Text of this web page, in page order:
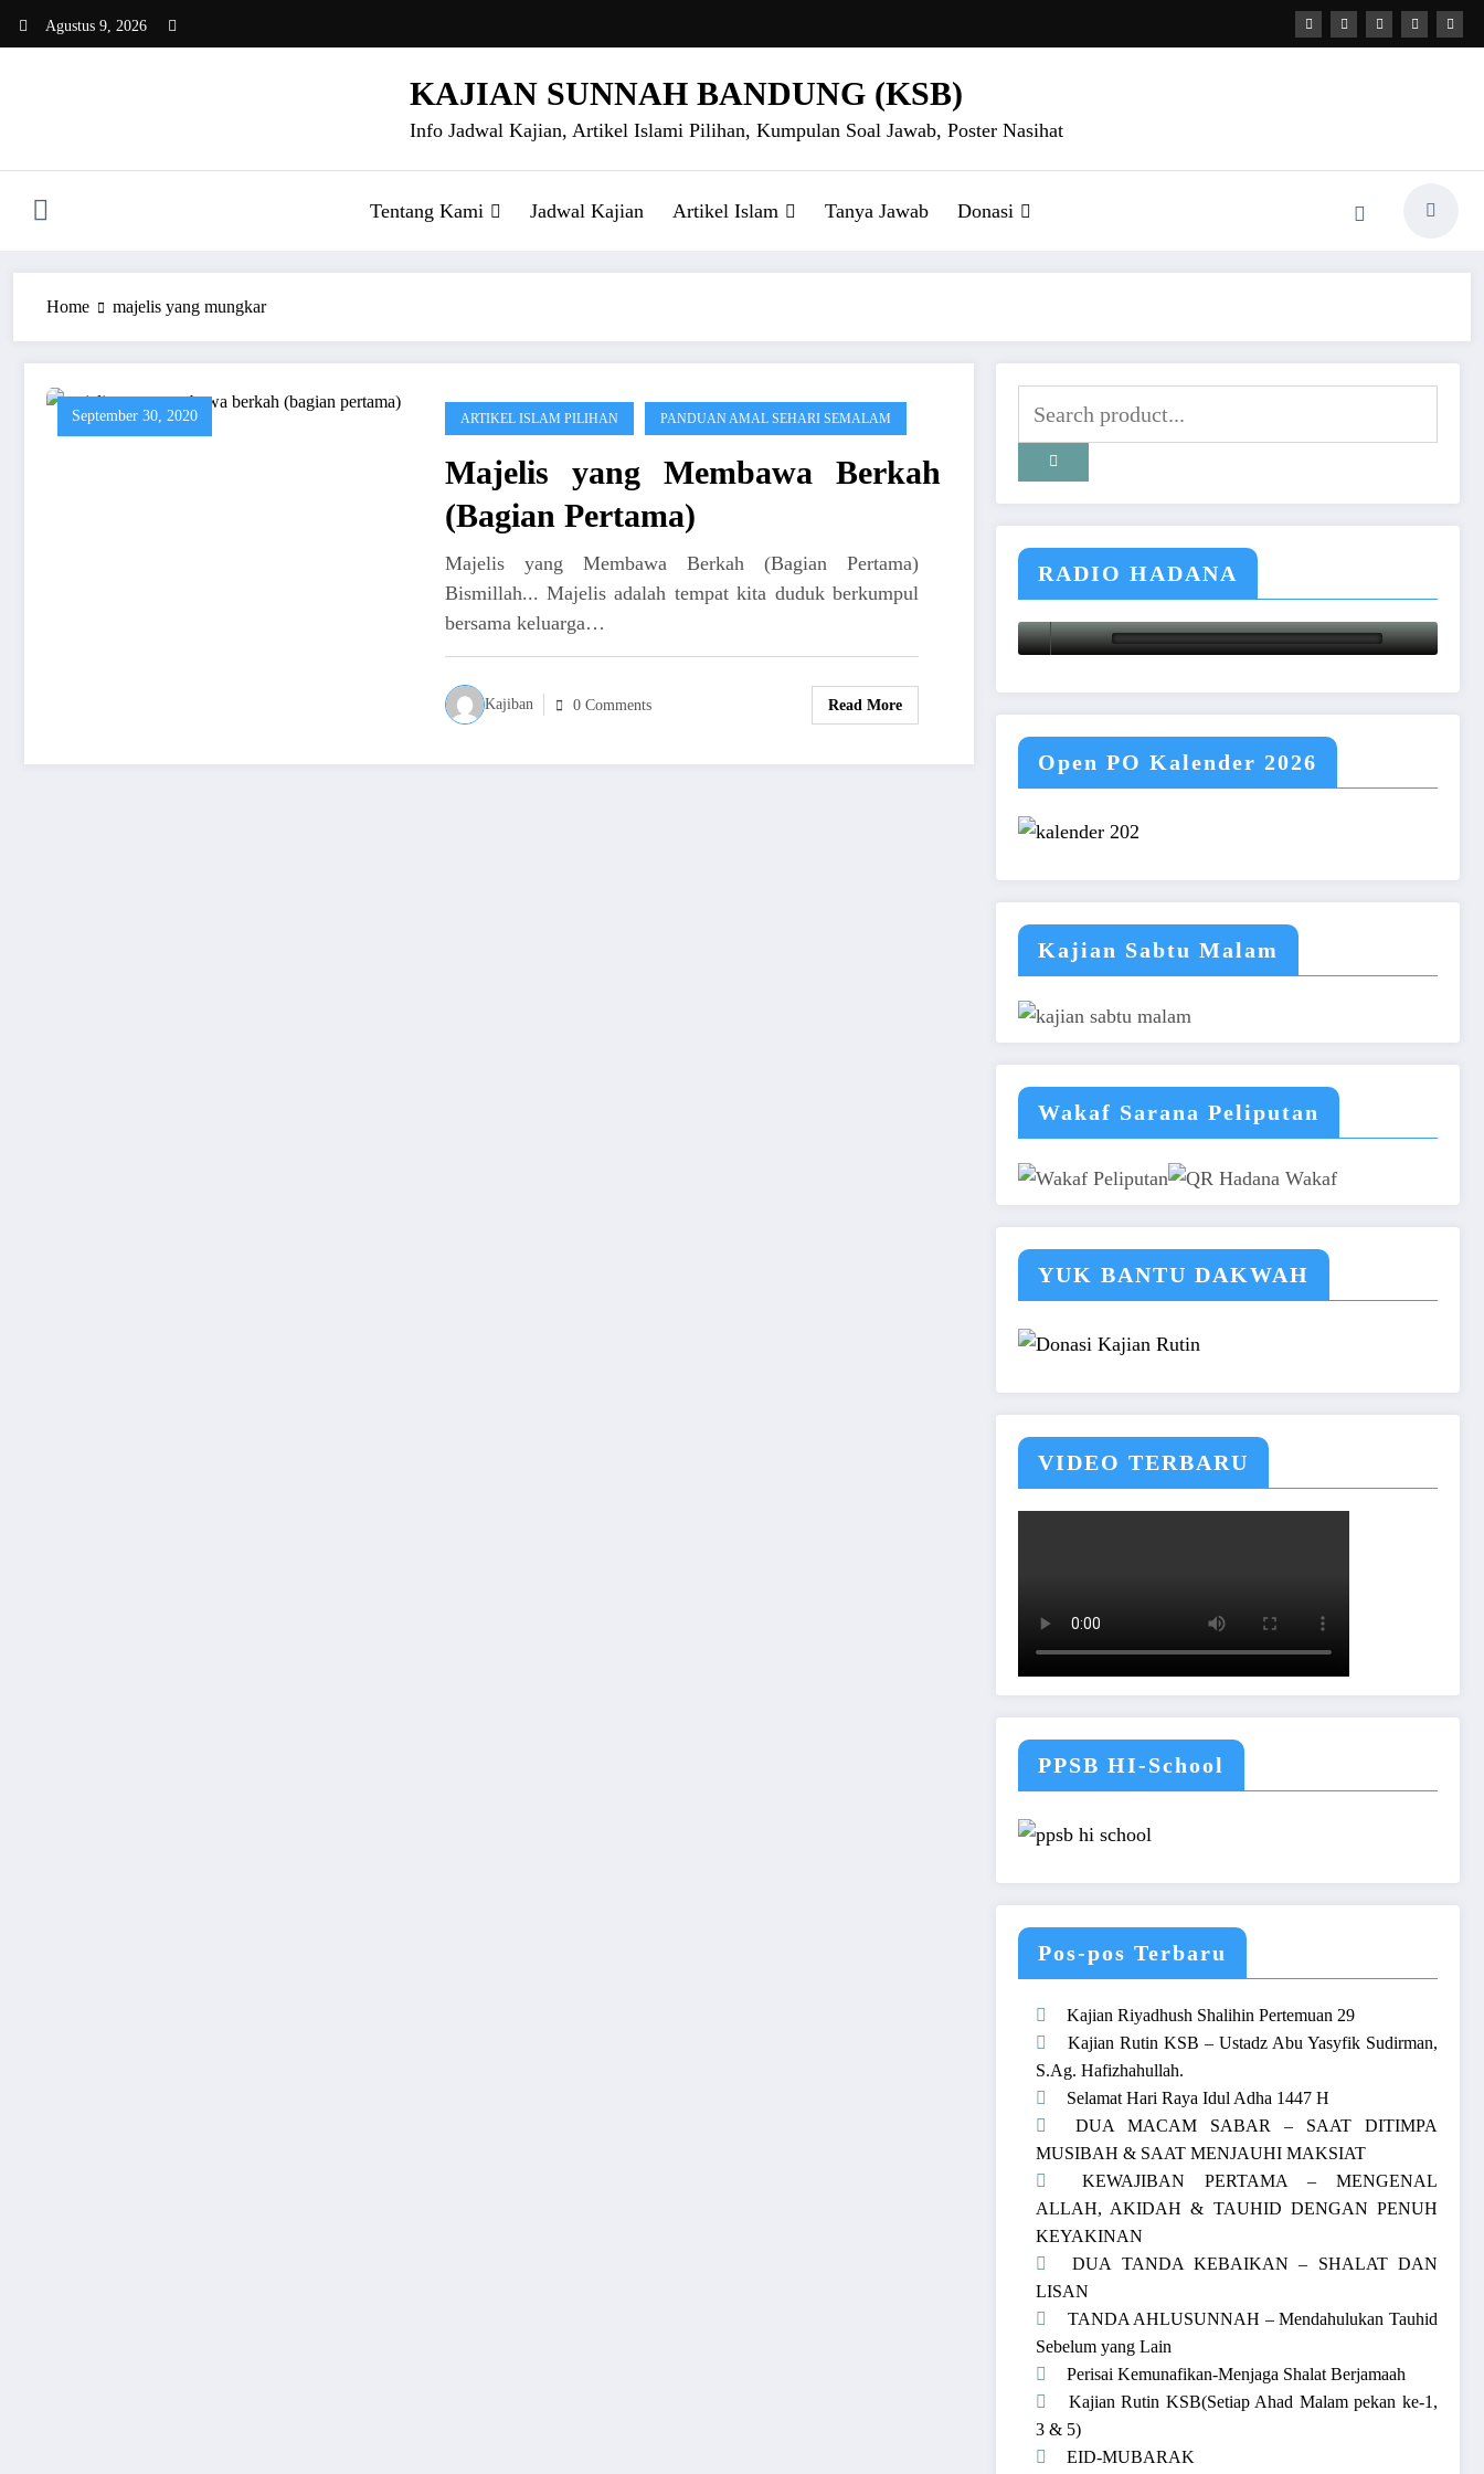
Agustus 9, 2026
KAJIAN SUNNAH BANDUNG (KSB)
Info Jadwal Kajian, Artikel Islami Pilihan, Kumpulan Soal Jawab, Poster Nasihat
Tentang Kami Jadwal Kajian Artikel Islam Tanya Jawab Donasi
Home majelis yang mungkar
September 30, 2020 ARTIKEL ISLAM PILIHAN PANDUAN AMAL SEHARI SEMALAM
Majelis yang Membawa Berkah
(Bagian Pertama)
Majelis yang Membawa Berkah (Bagian Pertama)
Bismillah... Majelis adalah tempat kita duduk berkumpul
bersama keluarga…
Kajiban 0 Comments Read More
RADIO HADANA
Open PO Kalender 2026
Kajian Sabtu Malam
Wakaf Sarana Peliputan
YUK BANTU DAKWAH
VIDEO TERBARU
PPSB HI-School
Pos-pos Terbaru
Kajian Riyadhush Shalihin Pertemuan 29
Kajian Rutin KSB – Ustadz Abu Yasyfik Sudirman,
S.Ag. Hafizhahullah.
Selamat Hari Raya Idul Adha 1447 H
DUA MACAM SABAR – SAAT DITIMPA
MUSIBAH & SAAT MENJAUHI MAKSIAT
KEWAJIBAN PERTAMA – MENGENAL
ALLAH, AKIDAH & TAUHID DENGAN PENUH
KEYAKINAN
DUA TANDA KEBAIKAN – SHALAT DAN
LISAN
TANDA AHLUSUNNAH – Mendahulukan Tauhid
Sebelum yang Lain
Perisai Kemunafikan-Menjaga Shalat Berjamaah
Kajian Rutin KSB(Setiap Ahad Malam pekan ke-1,
3 & 5)
EID-MUBARAK